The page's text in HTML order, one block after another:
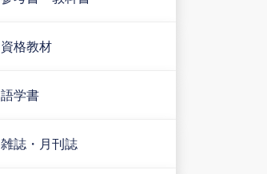
資格教材
語学書
雑誌・月刊誌